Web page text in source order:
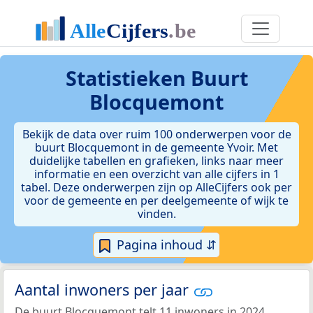
Statistieken Buurt
Blocquemont
Bekijk de data over ruim 100 onderwerpen voor de
buurt Blocquemont in de gemeente Yvoir. Met
duidelijke tabellen en grafieken, links naar meer
informatie en een overzicht van alle cijfers in 1
tabel. Deze onderwerpen zijn op AlleCijfers ook per
voor de gemeente en per deelgemeente of wijk te
vinden.
Pagina inhoud ⇵
Aantal inwoners per jaar